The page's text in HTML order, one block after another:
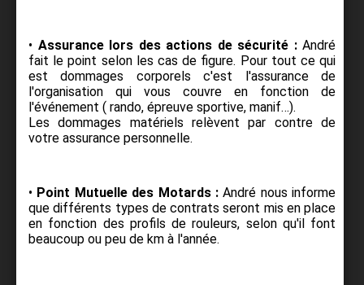
• Assurance lors des actions de sécurité :André
fait le point selon les cas de figure. Pour tout ce qui
est dommages corporels c'est l'assurance de
l'organisation qui vous couvre en fonction de
l'événement ( rando, épreuve sportive, manif…).
Les dommages matériels relèvent par contre de
votre assurance personnelle.
• Point Mutuelle des Motards : André nous informe
que différents types de contrats seront mis en place
en fonction des profils de rouleurs, selon qu'il font
beaucoup ou peu de km à l'année.